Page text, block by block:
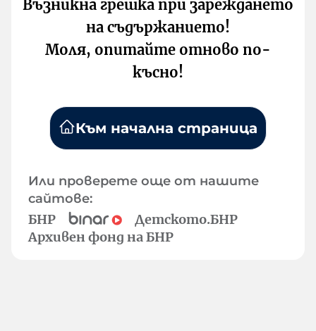
Възникна грешка при зареждането
на съдържанието!
Моля, опитайте отново по-
късно!
Към начална страница
Или проверете още от нашите
сайтове:
БНР
Детското.БНР
Архивен фонд на БНР